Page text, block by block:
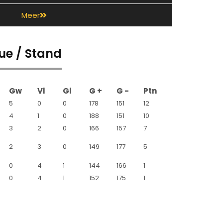
oefenwedstrijden
De afgelopen weken is er hard getraind en zijn we
begonnen aan de voorbereiding voor de komende
wedstrijden in de Super Handball League. Deze
week worden er twee oefenwedstrijden gespeeld.
LEES MEER
Meer
/ Stand
Gw Vl Gl G + G - Ptn
5 0 0 178 151
12
4 1 0 188 151
10
3 2 0 166 157
7
2 3 0 149 177
5
0 4 1 144 166
1
0 4 1 152 175 1